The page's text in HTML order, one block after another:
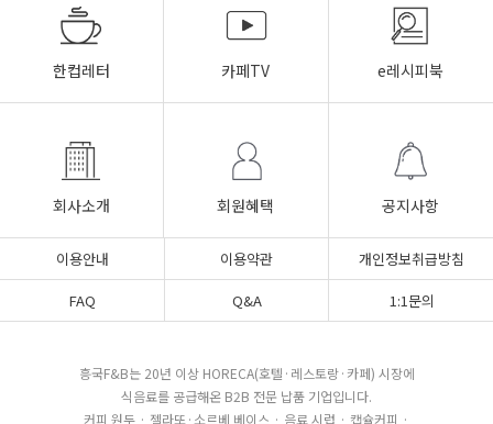
한컵레터 카페TV e레시피북
회사소개 회원혜택 공지사항
이용안내 이용약관
개인정보취급방침
FAQ
Q&A 1:1문의
흥국F&B는 20년 이상 HORECA(호텔·레스토랑·카페) 시장에
식음료를 공급해온 B2B 전문 납품 기업입니다.
커피 원두 · 젤라또·소르베 베이스 · 음료 시럽 · 캡슐커피 ·